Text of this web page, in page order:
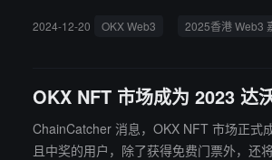
2024-12-20 OKX Web3 2025香港 Web3
OKX NFT 市场成为 2023 达
ChainCatcher 消息，OKX NFT 市场正式
且中奖的用户，除了获得免费门票外，还将获得现场福利兑换。 据悉，瑞士国家领导人代表、达沃斯市政府代表、瑞士驻港总领事、驻